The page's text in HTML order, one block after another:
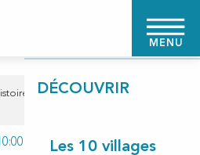
MENU
PAGE D'ACCUEIL
DÉCOUVRIR
Les 10 villages
à 11:00